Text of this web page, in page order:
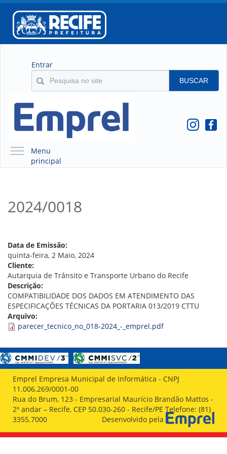
Entrar
BUSCAR
Menu
principal
O QUE É A EMPREL
CONSELHOS
LOCALIZAÇÃO
GESTORES
GOVERNANÇA
NOTÍCIAS
COMPRAS
LICITAÇÕES
ATAS DE REGISTRO DE PREÇOS
CONTRATO
GESTÃO DE PESSOAS
COLABORADORES
PLR
2024/0018
Data de Emissão:
quinta-feira, 2 Maio, 2024
Cliente:
Autarquia de Trânsito e Transporte Urbano do Recife
Descrição:
COMPATIBILIDADE DOS DADOS EM ATENDIMENTO DAS
ESPECIFICAÇÕES TÉCNICAS DA PORTARIA 013/2019 CTTU
Arquivo:
parecer_tecnico_no_018-2024_-_emprel.pdf
Emprel Empresa Municipal de Informática - CNPJ
11.006.269/0001-00
Rua do Brum, 123 - Empresarial Maurício Brandão Mattos -
2º andar – Recife, CEP 50.030-260 - Recife/PE Telefone: (81)
3355.7000
Desenvolvido pela